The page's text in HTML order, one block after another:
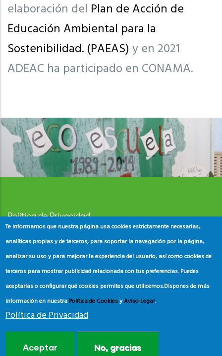
elaboración del Plan de Acción de
Educación Ambiental para la
Sostenibilidad. (PAEAS) y en 2021
ADEAC ha participado en CONAMA.
Política de Privacidad
Aviso Legal
Política de Cookies
Te informamos que nuestra página usa cookies estrictamente necesarias,
analíticas propias y de terceros, para soportar la navegación por la página,
analizar su uso y para mejorar la experiencia del usuario, así como cookies de
terceros para mostrar publicidad relacionada con tus preferencias. Puedes
aceptarlas o configurar qué cookies permites que utilicemos.Dispones de más
información en nuestra Política de CookiesyAviso Legal.
Política de Privacidad
Aceptar No, gracias